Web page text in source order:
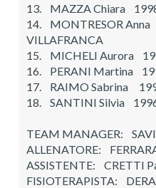
13. MAZZA Chiara
14. MONTRESOR
VILLAFRANCA
15. MICHELI Aurora
16. PERANI Martina
17. RAIMO Sabrina
18. SANTINI Silvia
TEAM MANAGER:
ALLENATORE:
ASSISTENTE:
FISIOTERAPISTA: